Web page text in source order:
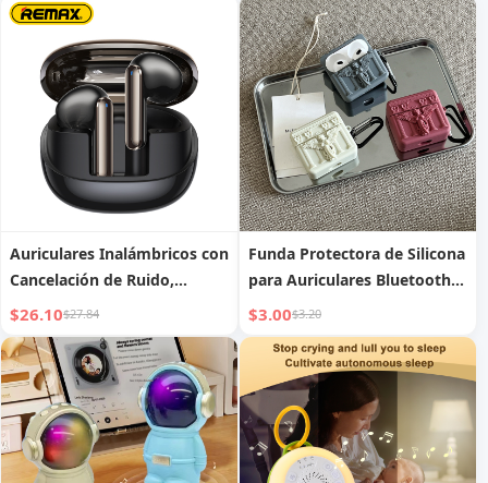
cable, Interfaz Type-C y 3.5
mm anti-ruido
Auriculares Inalámbricos con
Cancelación de Ruido,
Auriculares Bluetooth con
Micrófonos Duales
$26.10$27.84
Funda Protectora de Silicona
para Auriculares Bluetooth
PRO2
$3.00$3.20